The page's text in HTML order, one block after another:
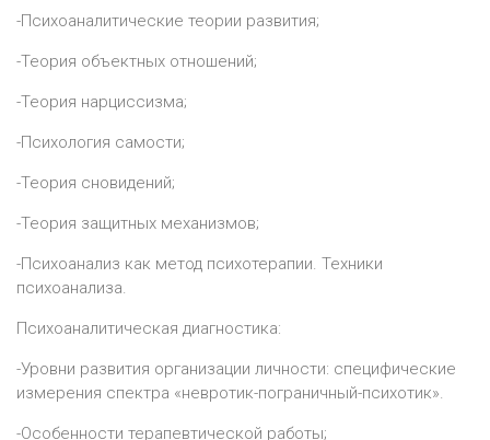
-Психоаналитические теории развития;
-Теория объектных отношений;
-Теория нарциссизма;
-Психология самости;
-Теория сновидений;
-Теория защитных механизмов;
-Психоанализ как метод психотерапии. Техники
психоанализа.
Психоаналитическая диагностика:
-Уровни развития организации личности: специфические
измерения спектра «невротик-пограничный-психотик».
-Особенности терапевтической работы;